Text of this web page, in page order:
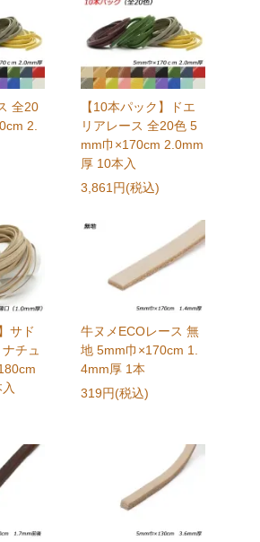
全20
2.
【10本パック】ドエ
リアレース 全20色 5
mm巾×170cm 2.0mm
厚 10本入
3,861円(税込)
サド
チュ
牛ヌメECOレース 無
地 5mm巾×170cm 1.
4mm厚 1本
319円(税込)